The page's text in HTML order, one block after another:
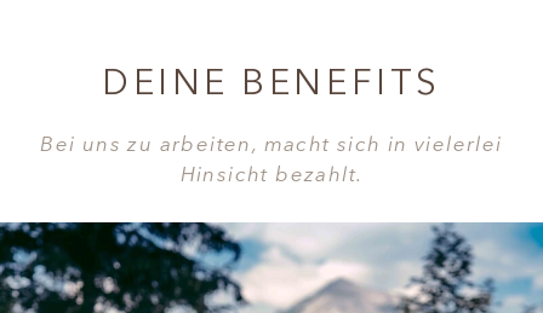
DEINE BENEFITS
Bei uns zu arbeiten, macht sich in vielerlei
Hinsicht bezahlt.